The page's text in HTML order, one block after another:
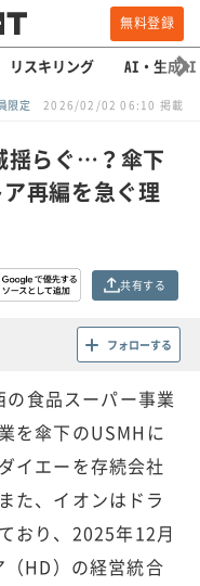
無料登録
リスキリング AI・生成AI
限定 2026/02/02 06:10 掲載
揺らぐ…？傘下
再編を急ぐ理
共有する
フォローする
食品スーパー事業
を傘下のUSMHに
イエーを存続会社
た、イオンはドラ
おり、2025年12月
HD）の経営統合